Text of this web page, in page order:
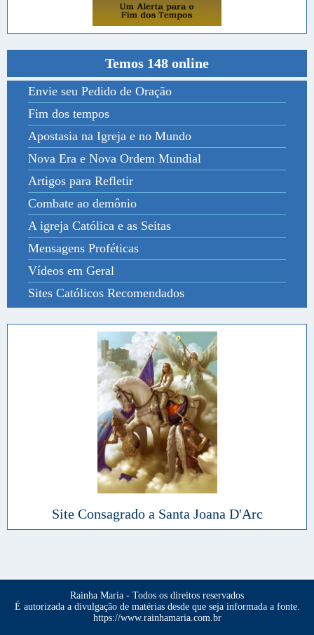
Temos 148 online
Envie seu Pedido de Oração
Fim dos tempos
Apostasia na Igreja e no Mundo
Nova Era e Nova Ordem Mundial
Artigos para Refletir
Combate ao demônio
A igreja Católica e as Seitas
Mensagens Proféticas
Vídeos em Geral
Sites Católicos Recomendados
Site Consagrado a Santa Joana D'Arc
Rainha Maria - Todos os direitos reservados
É autorizada a divulgação de matérias desde que seja informada a fonte.
https://www.rainhamaria.com.br